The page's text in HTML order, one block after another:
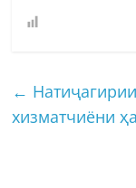
←
хизматчиёни